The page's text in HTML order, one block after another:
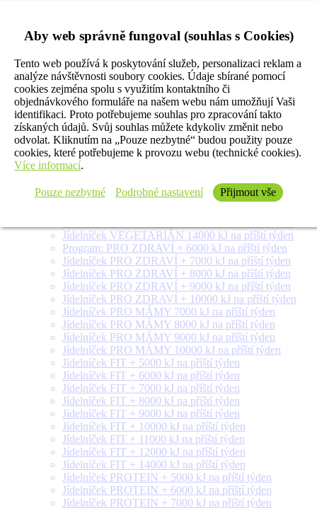
Aby web správně fungoval (souhlas s Cookies)
Tento web používá k poskytování služeb, personalizaci reklam a
analýze návštěvnosti soubory cookies. Údaje sbírané pomocí
cookies zejména spolu s využitím kontaktního či
objednávkového formuláře na našem webu nám umožňují Vaši
identifikaci. Proto potřebujeme souhlas pro zpracování takto
získaných údajů. Svůj souhlas můžete kdykoliv změnit nebo
odvolat. Kliknutím na „Pouze nezbytné“ budou použity pouze
cookies, které potřebujeme k provozu webu (technické cookies).
Více informací.
Pouze nezbytné Podrobné nastavení Přijmout vše
budúci týždeň
Jídelníček PRE ZDRAVIE 9000 kJ na budúci týždeň
Jídelníček PRE ZDRAVIE NA CESTY 9000 kJ na
budúci týždeň
Jídelníček PRE ZDRAVIE 10000 kJ na budúci týždeň
Jídelníček PRE ZDRAVIE 12000 kJ na budúci týždeň
Jídelníček PRE ZDRAVIE 14000 kJ na budúci týždeň
Jídelníček PRE ZDRAVIE NA CESTY 10000 kJ na
budúci týždeň
Jídelníček VEGETARIÁN 5000 kJ na příští týden
Jídelníček VEGETARIÁN 6000 kJ na příští týden
Jídelníček VEGETARIÁN 7000 kJ na příští týden
Jídelníček VEGETARIÁN 8000 kJ na příští týden
Jídelníček VEGETARIÁN 9000 kJ na příští týden
Jídelníček VEGETARIÁN 14000 kJ na příští týden
Program: PRO ZDRAVÍ + 6000 kJ na příští týden
Jídelníček PRO ZDRAVÍ + 7000 kJ na příští týden
Jídelníček PRO ZDRAVÍ + 8000 kJ na příští týden
Jídelníček PRO ZDRAVÍ + 9000 kJ na příští týden
Jídelníček PRO ZDRAVÍ + 10000 kJ na příští týden
Jídelníček PRO MÁMY 7000 kJ na příští týden
Jídelníček PRO MÁMY 8000 kJ na příští týden
Jídelníček PRO MÁMY 9000 kJ na příští týden
Jídelníček PRO MÁMY 10000 kJ na příští týden
Jídelníček FIT + 5000 kJ na příští týden
Jídelníček FIT + 6000 kJ na příští týden
Jídelníček FIT + 7000 kJ na příští týden
Jídelníček FIT + 8000 kJ na příští týden
Jídelníček FIT + 9000 kJ na příští týden
Jídelníček FIT + 10000 kJ na příští týden
Jídelníček FIT + 11000 kJ na příští týden
Jídelníček FIT + 12000 kJ na příští týden
Jídelníček FIT + 14000 kJ na příští týden
Jídelníček PROTEIN + 5000 kJ na příští týden
Jídelníček PROTEIN + 6000 kJ na příští týden
Jídelníček PROTEIN + 7000 kJ na příští týden